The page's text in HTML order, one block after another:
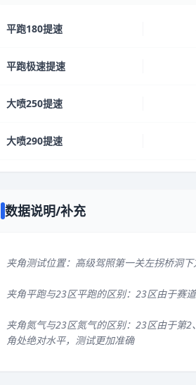
平跑180提速
平跑极速提速
大喷250提速
大喷290提速
数据说明/补充
夹角测试位置：高级驾照第一关左拐桥洞
夹角平跑与23区平跑的区别：23区由于赛
夹角氮气与23区氮气的区别：23区由于第
角处绝对水平，测试更加准确